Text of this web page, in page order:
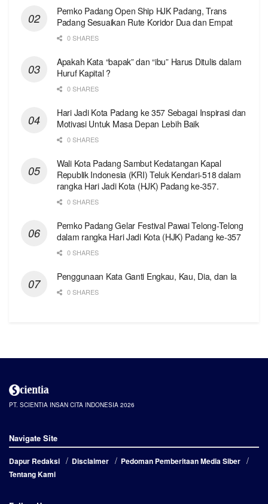
Pemko Padang Open Ship HJK Padang, Trans
Padang Sesuaikan Rute Koridor Dua dan Empat
0 SHARES
Apakah Kata “bapak” dan “ibu” Harus Ditulis dalam
Huruf Kapital ?
0 SHARES
Hari Jadi Kota Padang ke 357 Sebagai Inspirasi dan
Motivasi Untuk Masa Depan Lebih Baik
0 SHARES
Wali Kota Padang Sambut Kedatangan Kapal
Republik Indonesia (KRI) Teluk Kendari-518 dalam
rangka Hari Jadi Kota (HJK) Padang ke-357.
0 SHARES
Pemko Padang Gelar Festival Pawai Telong-Telong
dalam rangka Hari Jadi Kota (HJK) Padang ke-357
0 SHARES
Penggunaan Kata Ganti Engkau, Kau, Dia, dan Ia
0 SHARES
PT. SCIENTIA INSAN CITA INDONESIA 2026
Navigate Site
Dapur Redaksi Disclaimer
Pedoman Pemberitaan Media Siber
Tentang Kami